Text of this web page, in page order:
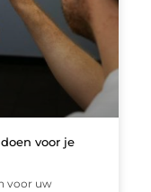
voor je
voor uw